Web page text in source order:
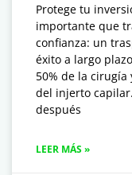
Protege tu
importante que
confianza: un
éxito a largo
50% de la
del injerto
después
LEER MÁS »